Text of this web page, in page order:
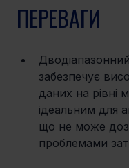
ПЕРЕВАГИ
забезпечує
даних на рівні
ідеальним для
що не може
проблемами